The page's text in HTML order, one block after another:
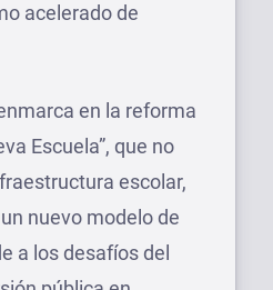
acelerado de
en la reforma
Escuela”, que no
escolar,
nuevo modelo de
a los desafíos del